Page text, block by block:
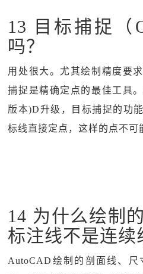
13 目标捕捉（
吗？
用处很大。尤其绘制精度要
捕捉是精确定点的最佳工具
版本)D升级，目标捕捉的功
标线直接定点，这样的点不可
14 为什么绘制
标注线不是连续
AutoCAD绘制的剖面线、